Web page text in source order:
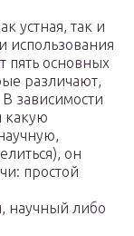
устная, так и
использования
пять основных
различают,
зависимости
какую
он
простой
научный либо